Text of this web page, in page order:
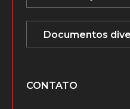
CONTATO